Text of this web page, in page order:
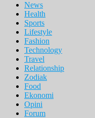
News
Health
Sports
Lifestyle
Fashion
Technology
Travel
Relationship
Zodiak
Food
Ekonomi
Opini
Forum